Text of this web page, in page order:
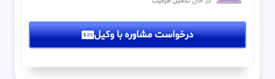
درخواست مشاوره با وکیل